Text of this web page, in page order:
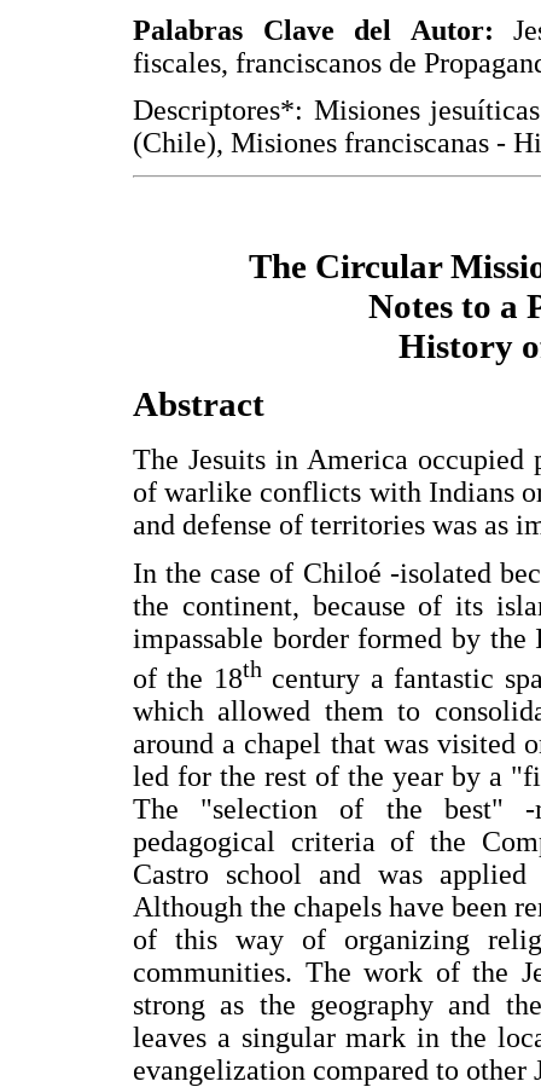
Palabras Clave del Autor:
fiscales, franciscanos de
Descriptores*: Misiones
(Chile), Misiones franciscanas -
The Circular
Notes to a
History
Abstract
The Jesuits in America occupied
of warlike conflicts with Indians
and defense of territories was as
In the case of Chiloé -isolated
the continent, because of its
impassable border formed by the
of the 18thcentury a fantastic
which allowed them to
around a chapel that was visited
led for the rest of the year by a
The "selection of the best" -
pedagogical criteria of the
Castro school and was
Although the chapels have been
of this way of organizing
communities. The work of the
strong as the geography and
leaves a singular mark in the
evangelization compared to other